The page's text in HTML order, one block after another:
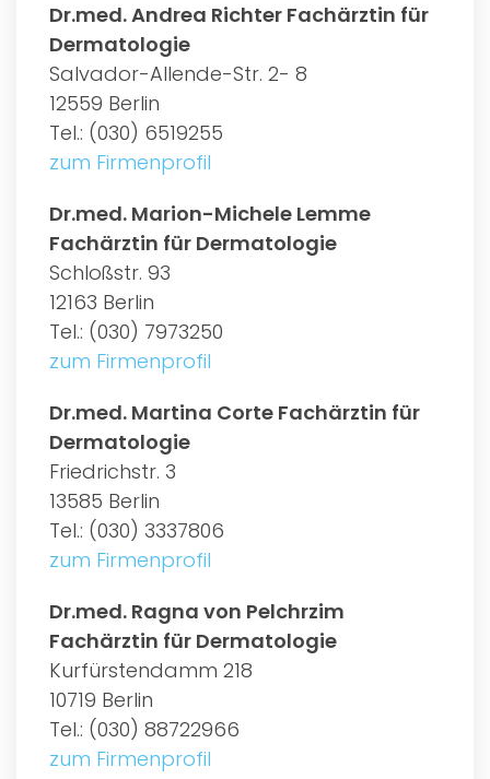
Dr.med. Andrea Richter Fachärztin für
Dermatologie
Salvador-Allende-Str. 2- 8
12559 Berlin
Tel.: (030) 6519255
zum Firmenprofil
Dr.med. Marion-Michele Lemme
Fachärztin für Dermatologie
Schloßstr. 93
12163 Berlin
Tel.: (030) 7973250
zum Firmenprofil
Dr.med. Martina Corte Fachärztin für
Dermatologie
Friedrichstr. 3
13585 Berlin
Tel.: (030) 3337806
zum Firmenprofil
Dr.med. Ragna von Pelchrzim
Fachärztin für Dermatologie
Kurfürstendamm 218
10719 Berlin
Tel.: (030) 88722966
zum Firmenprofil